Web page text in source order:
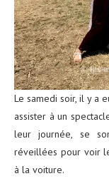
Le samedi soir, il y a
assister à un
leur journée, se
réveillées pour voir
à la voiture.